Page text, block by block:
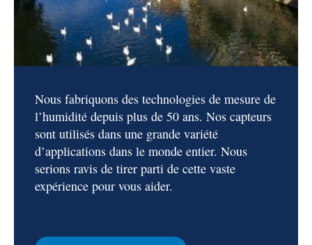
Nous fabriquons des technologies de mesure de
l’humidité depuis plus de 50 ans. Nos capteurs
sont utilisés dans une grande variété
d’applications dans le monde entier. Nous
serions ravis de tirer parti de cette vaste
expérience pour vous aider.